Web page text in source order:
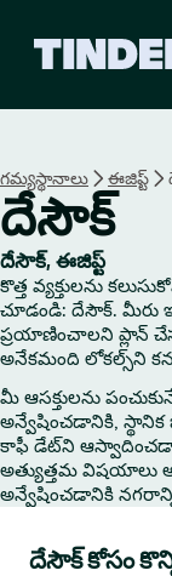
గమ్యస్థానాలు ఈజిప్ట్
దేసౌక్
దేసౌక్, ఈజిప్ట్
కొత్త వ్యక్తులను
చూడండి: దేసౌక్. మీరు
ప్రయాణించాలని ప్లాన్
అనేకమంది లోకల్స్‌ని
మీ ఆసక్తులను
అన్వేషించడానికి,
కాఫీ డేట్‌ని
అత్యుత్తమ విషయాలు
అన్వేషించడానికి
దేసౌక్ కోసం